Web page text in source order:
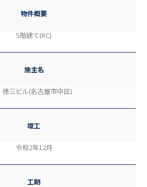
物件概要
5階建て(RC)
施主名
徳三ビル(名古屋市中区)
竣工
令和2年12月
工期